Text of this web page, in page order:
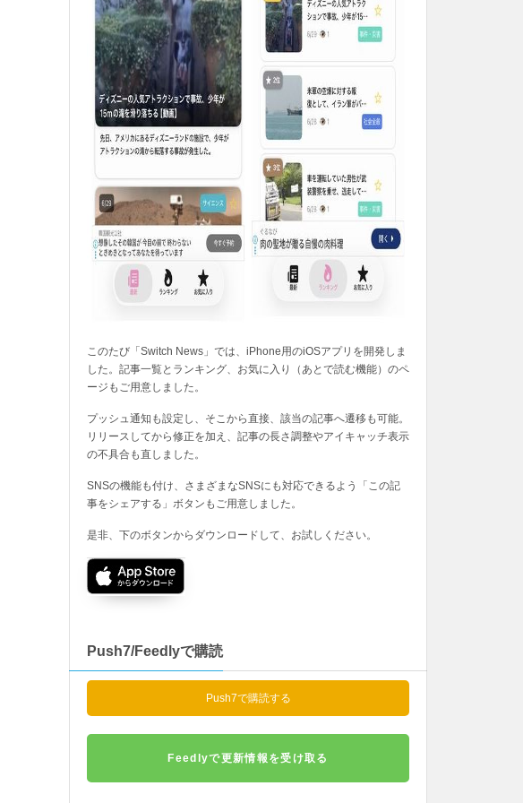
このたび「Switch News」では、iPhone用のiOSアプリを開発しま
した。記事一覧とランキング、お気に入り（あとで読む機能）のペ
ージもご用意しました。
プッシュ通知も設定し、そこから直接、該当の記事へ遷移も可能。
リリースしてから修正を加え、記事の長さ調整やアイキャッチ表示
の不具合も直しました。
SNSの機能も付け、さまざまなSNSにも対応できるよう「この記
事をシェアする」ボタンもご用意しました。
是非、下のボタンからダウンロードして、お試しください。
Push7/Feedlyで購読
Push7で購読する
Feedlyで更新情報を受け取る